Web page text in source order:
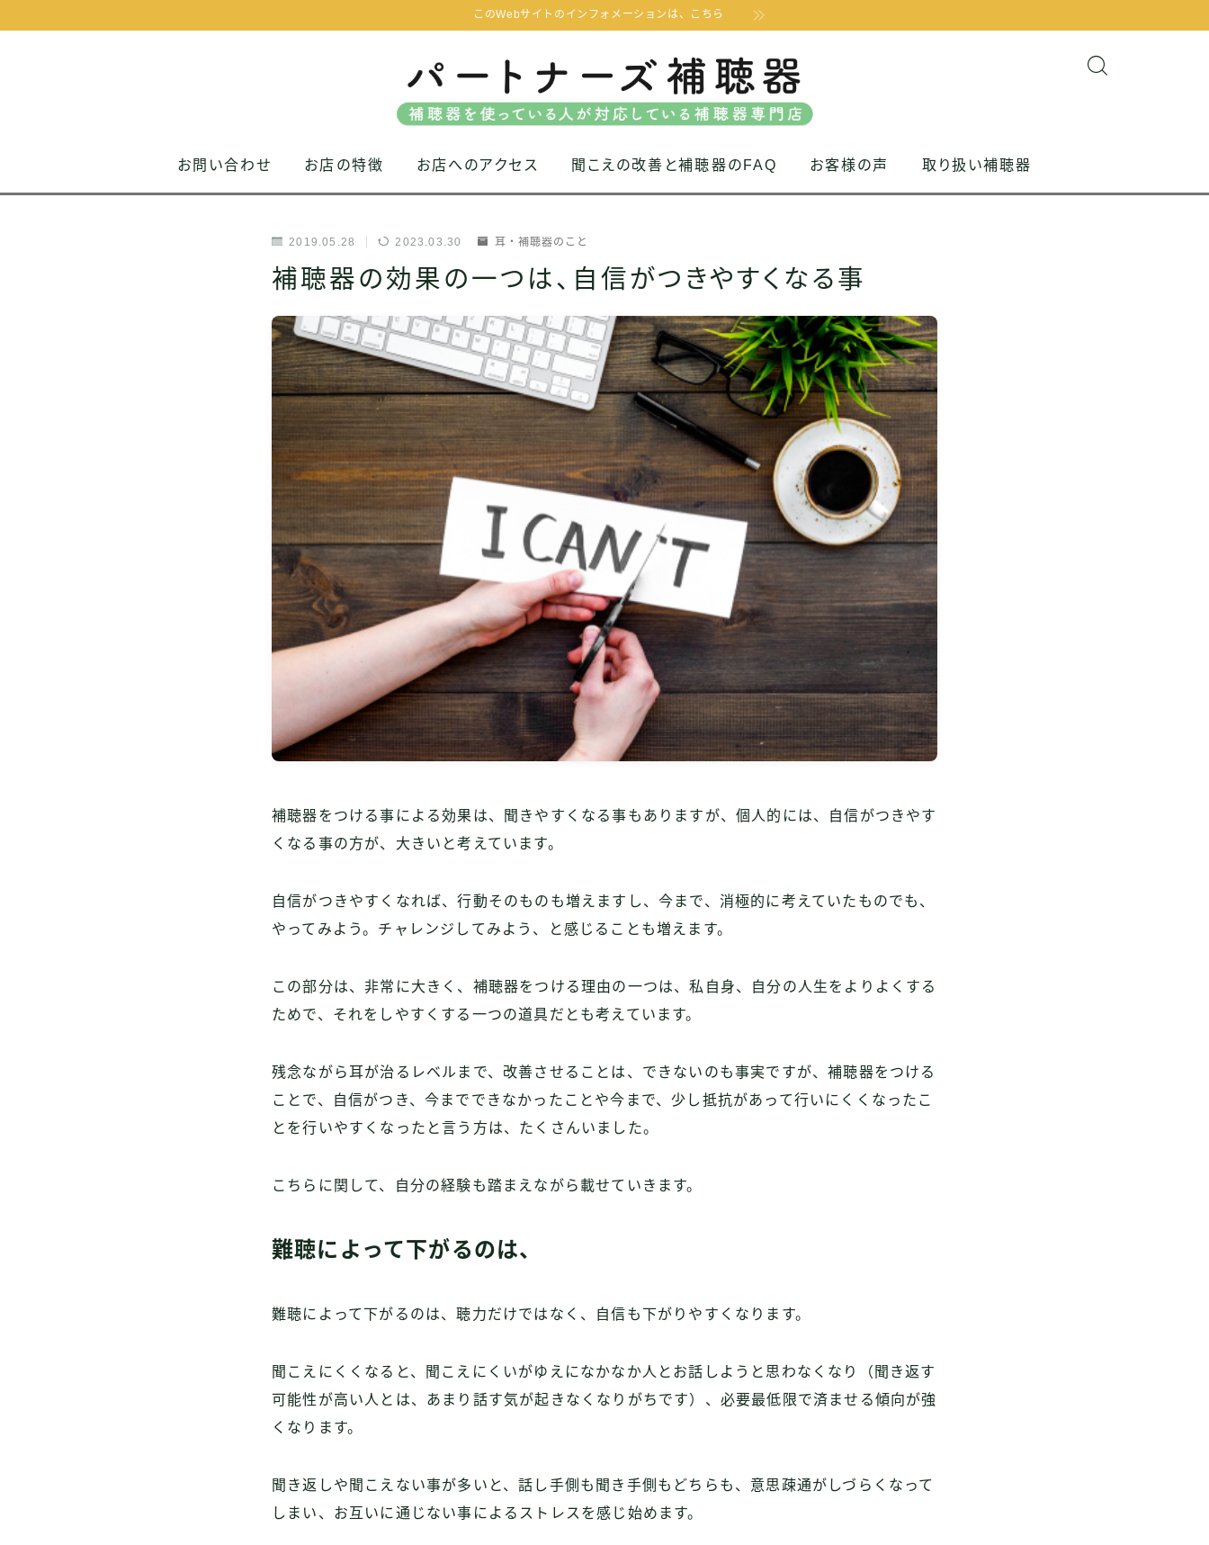
このWebサイトのインフォメーションは、こちら
お問い合わせ お店の特徴 お店へのアクセス 聞こえの改善と補聴器のFAQ お客様の声 取り扱い補聴器
2019.05.28 2023.03.30 耳・補聴器のこと
補聴器の効果の一つは、自信がつきやすくなる事
補聴器をつける事による効果は、聞きやすくなる事もありますが、個人的には、自信がつきやす
くなる事の方が、大きいと考えています。
自信がつきやすくなれば、行動そのものも増えますし、今まで、消極的に考えていたものでも、
やってみよう。チャレンジしてみよう、と感じることも増えます。
この部分は、非常に大きく、補聴器をつける理由の一つは、私自身、自分の人生をよりよくする
ためで、それをしやすくする一つの道具だとも考えています。
残念ながら耳が治るレベルまで、改善させることは、できないのも事実ですが、補聴器をつける
ことで、自信がつき、今までできなかったことや今まで、少し抵抗があって行いにくくなったこ
とを行いやすくなったと言う方は、たくさんいました。
こちらに関して、自分の経験も踏まえながら載せていきます。
難聴によって下がるのは、
難聴によって下がるのは、聴力だけではなく、自信も下がりやすくなります。
聞こえにくくなると、聞こえにくいがゆえになかなか人とお話しようと思わなくなり（聞き返す
可能性が高い人とは、あまり話す気が起きなくなりがちです）、必要最低限で済ませる傾向が強
くなります。
聞き返しや聞こえない事が多いと、話し手側も聞き手側もどちらも、意思疎通がしづらくなって
しまい、お互いに通じない事によるストレスを感じ始めます。